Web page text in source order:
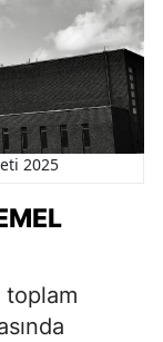
2025
toplam